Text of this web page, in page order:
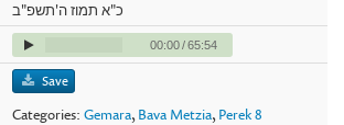
כ"א תמוז ה'תשפ"ב
00:00/65:54
Save
Categories:Gemara, Bava Metzia, Perek 8